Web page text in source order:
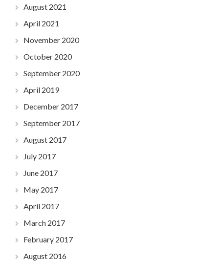
August 2021
April 2021
November 2020
October 2020
September 2020
April 2019
December 2017
September 2017
August 2017
July 2017
June 2017
May 2017
April 2017
March 2017
February 2017
August 2016